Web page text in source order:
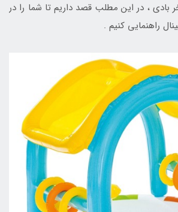
بادی ، در این مطلب قصد داریم تا شما را در
راهنمایی کنیم .